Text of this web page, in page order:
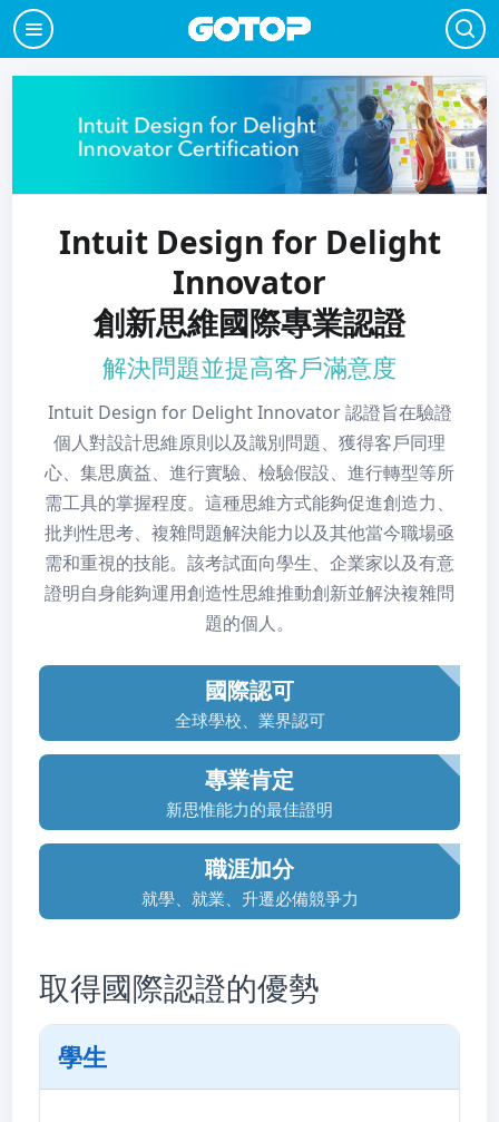
Intuit Design for Delight
Innovator
創新思維國際專業認證
解決問題並提高客戶滿意度
Intuit Design for Delight Innovator 認證旨在驗證
個人對設計思維原則以及識別問題、獲得客戶同理
心、集思廣益、進行實驗、檢驗假設、進行轉型等所
需工具的掌握程度。這種思維方式能夠促進創造力、
批判性思考、複雜問題解決能力以及其他當今職場亟
需和重視的技能。該考試面向學生、企業家以及有意
證明自身能夠運用創造性思維推動創新並解決複雜問
題的個人。
國際認可
全球學校、業界認可
專業肯定
新思惟能力的最佳證明
職涯加分
就學、就業、升遷必備競爭力
取得國際認證的優勢
學生